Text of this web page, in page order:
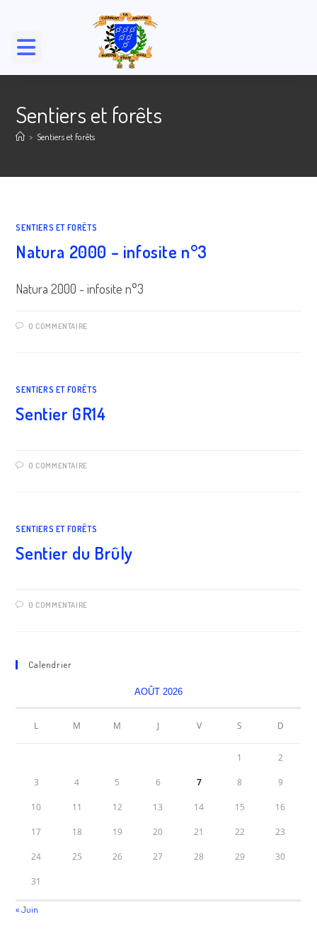
content
Sentiers et forêts
> Sentiers et forêts
SENTIERS ET FORÊTS
Natura 2000 – infosite n°3
Natura 2000 - infosite n°3
0 COMMENTAIRE
SENTIERS ET FORÊTS
Sentier GR14
0 COMMENTAIRE
SENTIERS ET FORÊTS
Sentier du Brûly
0 COMMENTAIRE
Calendrier
AOÛT 2026
L M M J V S D
1 2
3 4 5 6 7 8 9
10 11 12 13 14 15 16
17 18 19 20 21 22 23
24 25 26 27 28 29 30
31
« Juin